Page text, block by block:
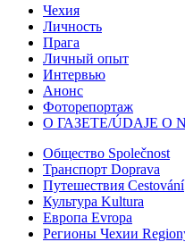
Чехия
Личность
Прага
Личный опыт
Интервью
Анонс
Фоторепортаж
О ГАЗЕТЕ/ÚDAJE O
Общество Společnost
Транспорт Doprava
Путешествия Cestování
Культура Kultura
Европа Evropa
Регионы Чехии